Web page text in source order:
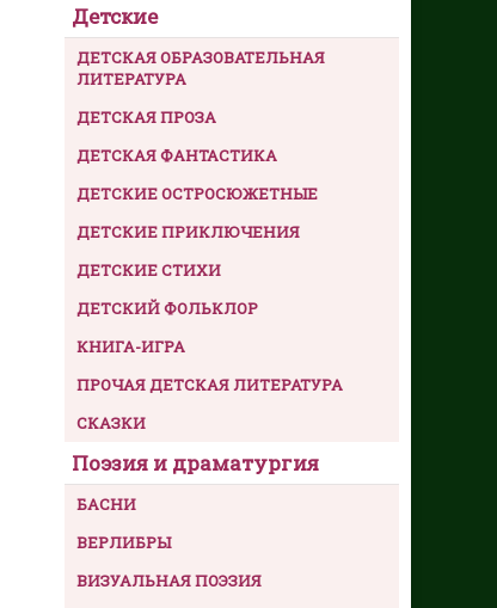
Детские
ДЕТСКАЯ ОБРАЗОВАТЕЛЬНАЯ
ЛИТЕРАТУРА
ДЕТСКАЯ ПРОЗА
ДЕТСКАЯ ФАНТАСТИКА
ДЕТСКИЕ ОСТРОСЮЖЕТНЫЕ
ДЕТСКИЕ ПРИКЛЮЧЕНИЯ
ДЕТСКИЕ СТИХИ
ДЕТСКИЙ ФОЛЬКЛОР
КНИГА-ИГРА
ПРОЧАЯ ДЕТСКАЯ ЛИТЕРАТУРА
СКАЗКИ
Поэзия и драматургия
БАСНИ
ВЕРЛИБРЫ
ВИЗУАЛЬНАЯ ПОЭЗИЯ